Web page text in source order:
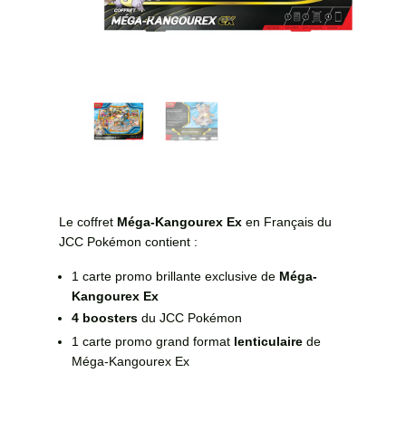
Le coffret Méga-Kangourex Ex en Français du
JCC Pokémon contient :
1 carte promo brillante exclusive de Méga-
Kangourex Ex
4 boostersdu JCC Pokémon
1 carte promo grand format lenticulairede
Méga-Kangourex Ex